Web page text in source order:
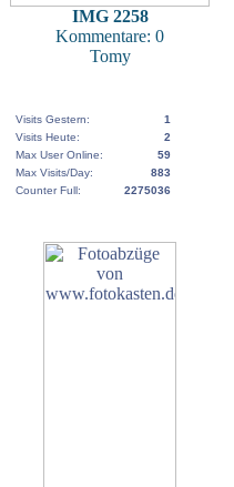
IMG 2258
Kommentare: 0
Tomy
Visits Gestern:
1
Visits Heute:
2
Max User Online:
59
Max Visits/Day:
883
Counter Full:
2275036